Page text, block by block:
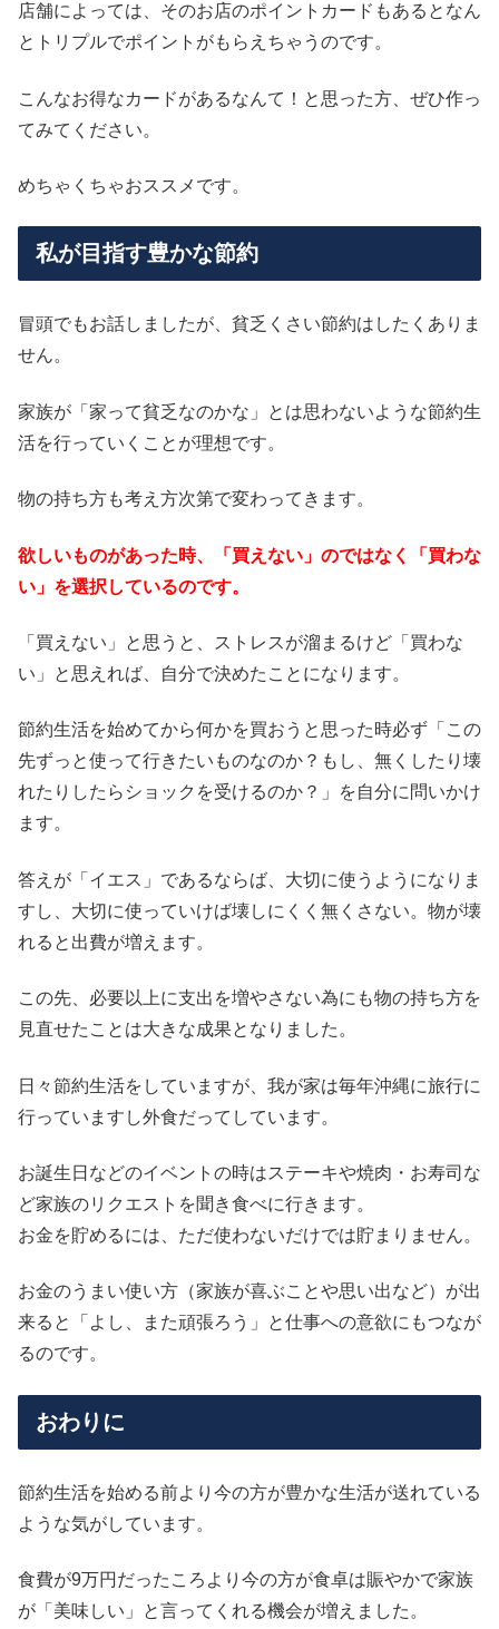
店舗によっては、そのお店のポイントカードもあるとなん
とトリプルでポイントがもらえちゃうのです。
こんなお得なカードがあるなんて！と思った方、ぜひ作っ
てみてください。
めちゃくちゃおススメです。
私が目指す豊かな節約
冒頭でもお話しましたが、貧乏くさい節約はしたくありま
せん。
家族が「家って貧乏なのかな」とは思わないような節約生
活を行っていくことが理想です。
物の持ち方も考え方次第で変わってきます。
欲しいものがあった時、「買えない」のではなく「買わな
い」を選択しているのです。
「買えない」と思うと、ストレスが溜まるけど「買わな
い」と思えれば、自分で決めたことになります。
節約生活を始めてから何かを買おうと思った時必ず「この
先ずっと使って行きたいものなのか？もし、無くしたり壊
れたりしたらショックを受けるのか？」を自分に問いかけ
ます。
答えが「イエス」であるならば、大切に使うようになりま
すし、大切に使っていけば壊しにくく無くさない。物が壊
れると出費が増えます。
この先、必要以上に支出を増やさない為にも物の持ち方を
見直せたことは大きな成果となりました。
日々節約生活をしていますが、我が家は毎年沖縄に旅行に
行っていますし外食だってしています。
お誕生日などのイベントの時はステーキや焼肉・お寿司な
ど家族のリクエストを聞き食べに行きます。
お金を貯めるには、ただ使わないだけでは貯まりません。
お金のうまい使い方（家族が喜ぶことや思い出など）が出
来ると「よし、また頑張ろう」と仕事への意欲にもつなが
るのです。
おわりに
節約生活を始める前より今の方が豊かな生活が送れている
ような気がしています。
食費が9万円だったころより今の方が食卓は賑やかで家族
が「美味しい」と言ってくれる機会が増えました。